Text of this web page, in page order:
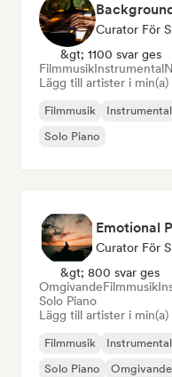
Curator För
&gt; 1100 svar ges
FilmmusikInstrumental
Lägg till artister i
Filmmusik Instrumental
Solo Piano
Curator För
&gt; 800 svar ges
OmgivandeFilmmusik
Solo Piano
Lägg till artister i
Filmmusik Instrumental
Solo Piano
Omgivande